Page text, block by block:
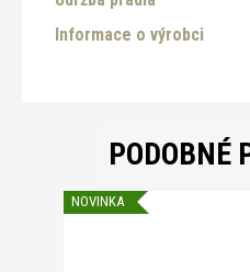
Informace o výrobci
PODOBNÉ
NOVINKA